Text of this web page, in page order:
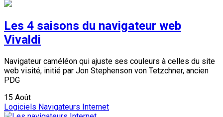
Les 4 saisons du navigateur web
Vivaldi
Navigateur caméléon qui ajuste ses couleurs à celles du site
web visité, initié par Jon Stephenson von Tetzchner, ancien
PDG
15 Août
Logiciels Navigateurs Internet